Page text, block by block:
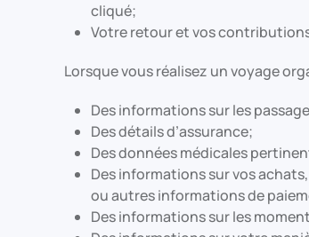
cliqué;
Votre retour et vos
Lorsque vous réalisez un voyage
Des informations sur les
Des détails d’assurance;
Des données médicales
Des informations sur vos
ou autres informations de
Des informations sur les